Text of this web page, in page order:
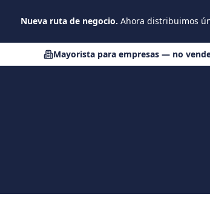
Nueva ruta de negocio. Ahora distribuimos
Mayorista para empresas — no